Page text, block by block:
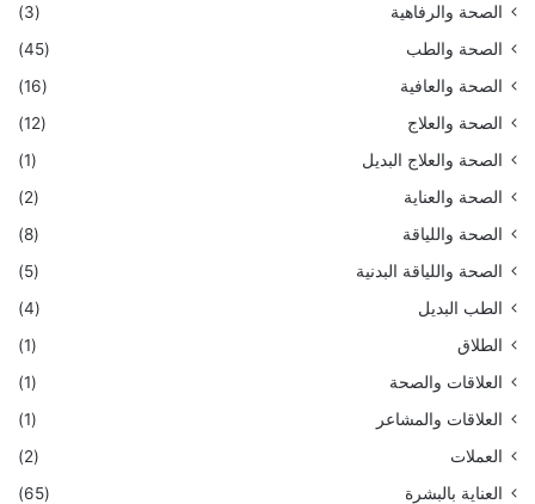
الصحة والرفاهية
(3)
الصحة والطب
(45)
الصحة والعافية
(16)
الصحة والعلاج
(12)
الصحة والعلاج البديل
(1)
الصحة والعناية
(2)
الصحة واللياقة
(8)
الصحة واللياقة البدنية
(5)
الطب البديل
(4)
الطلاق
(1)
العلاقات والصحة
(1)
العلاقات والمشاعر
(1)
العملات
(2)
العناية بالبشرة
(65)